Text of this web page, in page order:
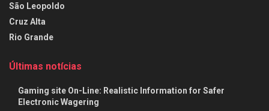
São Leopoldo
Cruz Alta
Rio Grande
Últimas notícias
Gaming site On-Line: Realistic Information for Safer
Electronic Wagering